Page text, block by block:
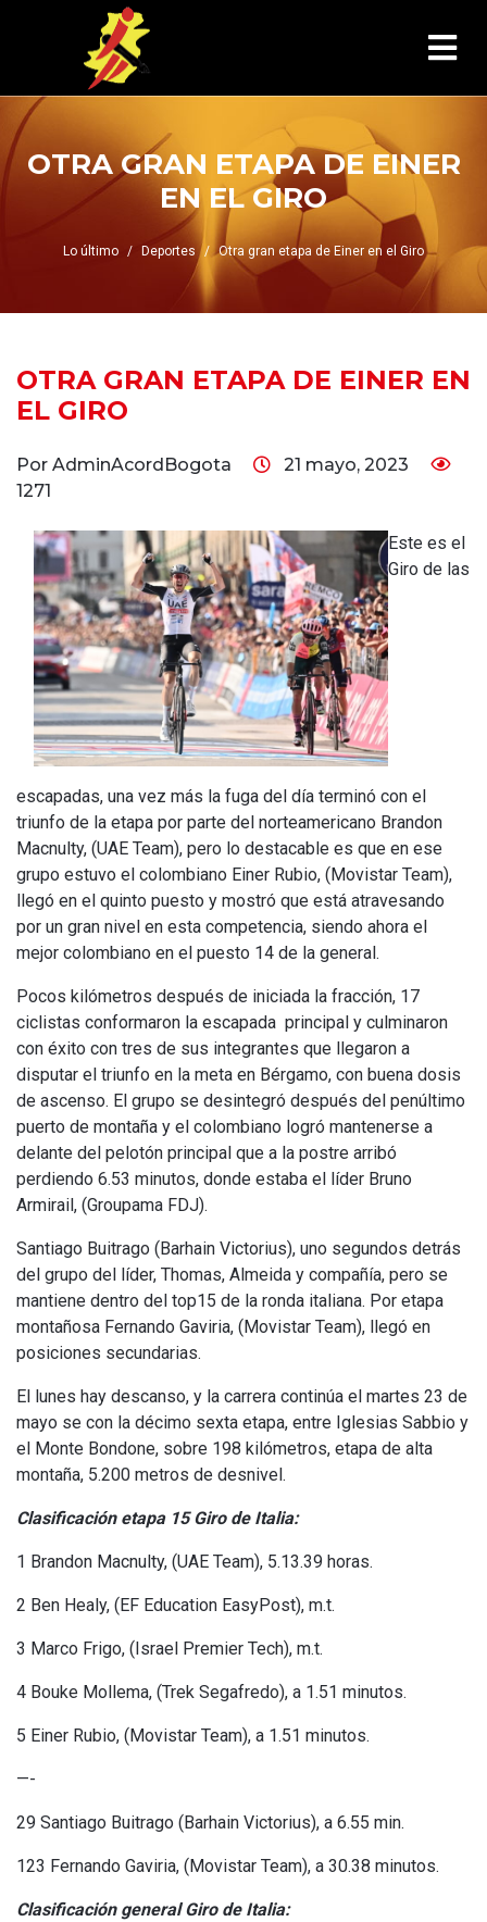
OTRA GRAN ETAPA DE EINER
EN EL GIRO
Lo último Deportes Otra gran etapa de Einer en el Giro
OTRA GRAN ETAPA DE EINER EN
EL GIRO
Por AdminAcordBogota
21 mayo, 2023
1271
Este es el
Giro de las
escapadas, una vez más la fuga del día terminó con el
triunfo de la etapa por parte del norteamericano Brandon
Macnulty, (UAE Team), pero lo destacable es que en ese
grupo estuvo el colombiano Einer Rubio, (Movistar Team),
llegó en el quinto puesto y mostró que está atravesando
por un gran nivel en esta competencia, siendo ahora el
mejor colombiano en el puesto 14 de la general.
Pocos kilómetros después de iniciada la fracción, 17
ciclistas conformaron la escapada principal y culminaron
con éxito con tres de sus integrantes que llegaron a
disputar el triunfo en la meta en Bérgamo, con buena dosis
de ascenso. El grupo se desintegró después del penúltimo
puerto de montaña y el colombiano logró mantenerse a
delante del pelotón principal que a la postre arribó
perdiendo 6.53 minutos, donde estaba el líder Bruno
Armirail, (Groupama FDJ).
Santiago Buitrago (Barhain Victorius), uno segundos detrás
del grupo del líder, Thomas, Almeida y compañía, pero se
mantiene dentro del top15 de la ronda italiana. Por etapa
montañosa Fernando Gaviria, (Movistar Team), llegó en
posiciones secundarias.
El lunes hay descanso, y la carrera continúa el martes 23 de
mayo se con la décimo sexta etapa, entre Iglesias Sabbio y
el Monte Bondone, sobre 198 kilómetros, etapa de alta
montaña, 5.200 metros de desnivel.
Clasificación etapa 15 Giro de Italia:
1 Brandon Macnulty, (UAE Team), 5.13.39 horas.
2 Ben Healy, (EF Education EasyPost), m.t.
3 Marco Frigo, (Israel Premier Tech), m.t.
4 Bouke Mollema, (Trek Segafredo), a 1.51 minutos.
5 Einer Rubio, (Movistar Team), a 1.51 minutos.
—-
29 Santiago Buitrago (Barhain Victorius), a 6.55 min.
123 Fernando Gaviria, (Movistar Team), a 30.38 minutos.
Clasificación general Giro de Italia: